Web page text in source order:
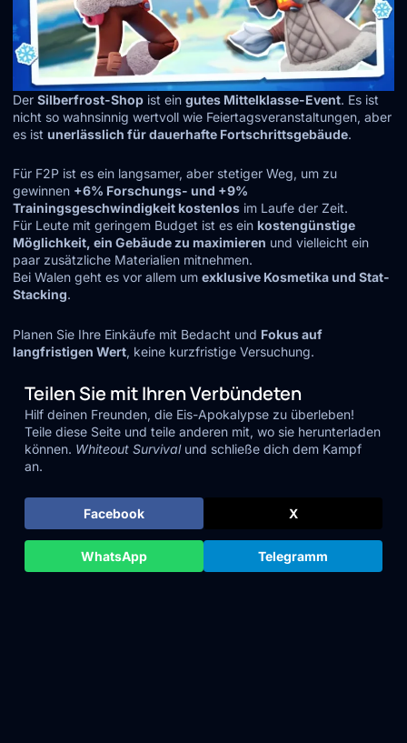
Der Silberfrost-Shop ist ein gutes Mittelklasse-Event. Es ist
nicht so wahnsinnig wertvoll wie Feiertagsveranstaltungen, aber
es ist unerlässlich für dauerhafte Fortschrittsgebäude.
Für F2P ist es ein langsamer, aber stetiger Weg, um zu
gewinnen +6% Forschungs- und +9%
Trainingsgeschwindigkeit kostenlos im Laufe der Zeit.
Für Leute mit geringem Budget ist es ein kostengünstige
Möglichkeit, ein Gebäude zu maximieren und vielleicht ein
paar zusätzliche Materialien mitnehmen.
Bei Walen geht es vor allem um exklusive Kosmetika und Stat-
Stacking.
Planen Sie Ihre Einkäufe mit Bedacht und Fokus auf
langfristigen Wert, keine kurzfristige Versuchung.
Teilen Sie mit Ihren Verbündeten
Hilf deinen Freunden, die Eis-Apokalypse zu überleben!
Teile diese Seite und teile anderen mit, wo sie herunterladen
können. Whiteout Survivalund schließe dich dem Kampf
an.
Facebook X
WhatsApp Telegramm